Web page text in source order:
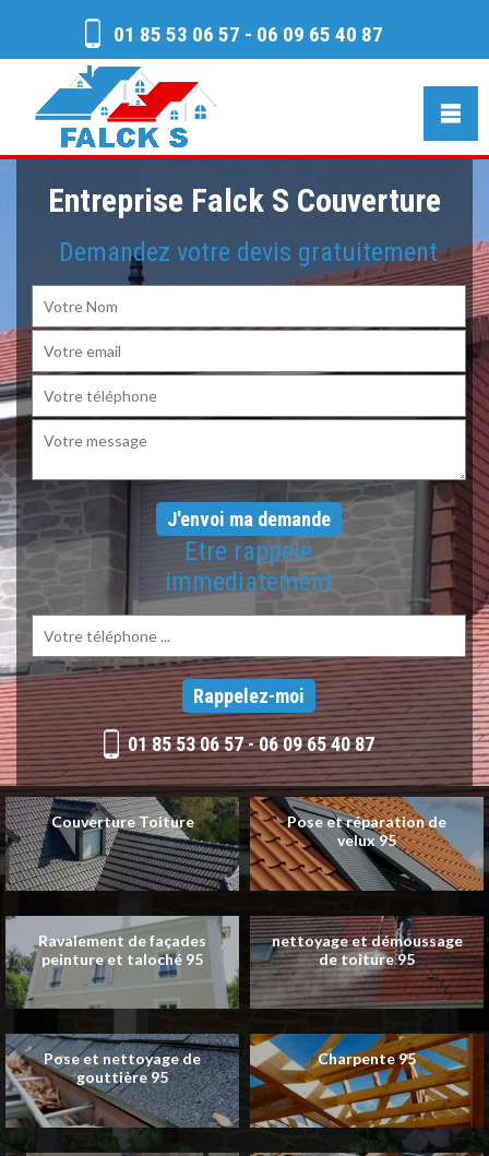
01 85 53 06 57 - 06 09 65 40 87
Entreprise Falck S Couverture
Demandez votre devis gratuitement
Etre rappelé
immediatement
01 85 53 06 57-06 09 65 40 87
Couverture Toiture
Pose et réparation de
velux 95
Ravalement de façades
peinture et taloché 95
nettoyage et démoussage
de toiture 95
Pose et nettoyage de
gouttière 95
Charpente 95